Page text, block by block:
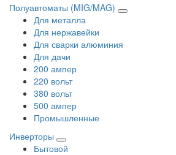
Полуавтоматы (MIG/MAG)
Для металла
Для нержавейки
Для сварки алюминия
Для дачи
200 ампер
220 вольт
380 вольт
500 ампер
Промышленные
Инверторы
Бытовой